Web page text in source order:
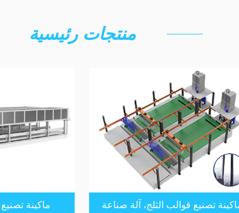
منتجات رئيسية
تصنيع قوالب الثلج، آلة صناعة
ماكينة تصنيع